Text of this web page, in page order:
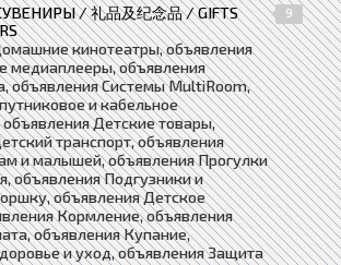
/ 礼品及纪念品 / GIFTS
9
кинотеатры, объявления
медиаплееры, объявления
объявления Системы MultiRoom,
и кабельное
Детские товары,
транспорт, объявления
и малышей, объявления Прогулки
объявления Подгузники и
объявления Детское
Кормление, объявления
объявления Купание,
и уход, объявления Защита